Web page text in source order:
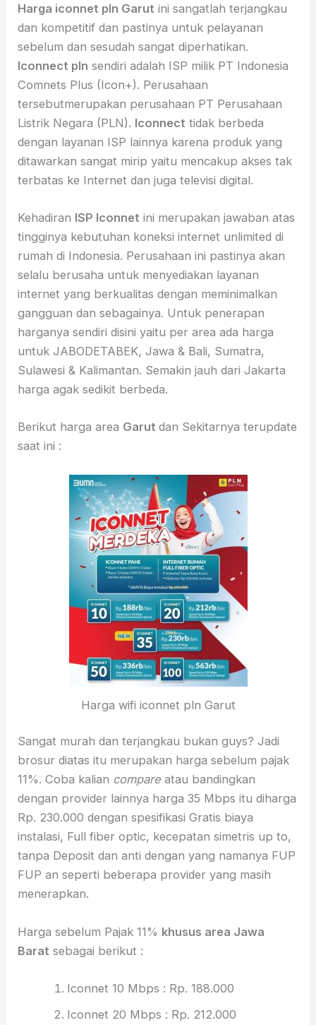
Harga iconnet pln Garut ini sangatlah terjangkau
dan kompetitif dan pastinya untuk pelayanan
sebelum dan sesudah sangat diperhatikan.
Iconnect pln sendiri adalah ISP milik PT Indonesia
Comnets Plus (Icon+). Perusahaan
tersebutmerupakan perusahaan PT Perusahaan
Listrik Negara (PLN). Iconnect tidak berbeda
dengan layanan ISP lainnya karena produk yang
ditawarkan sangat mirip yaitu mencakup akses tak
terbatas ke Internet dan juga televisi digital.
Kehadiran ISP Iconnet ini merupakan jawaban atas
tingginya kebutuhan koneksi internet unlimited di
rumah di Indonesia. Perusahaan ini pastinya akan
selalu berusaha untuk menyediakan layanan
internet yang berkualitas dengan meminimalkan
gangguan dan sebagainya. Untuk penerapan
harganya sendiri disini yaitu per area ada harga
untuk JABODETABEK, Jawa & Bali, Sumatra,
Sulawesi & Kalimantan. Semakin jauh dari Jakarta
harga agak sedikit berbeda.
Berikut harga area Garutdan Sekitarnya terupdate
saat ini :
Harga wifi iconnet pln Garut
Sangat murah dan terjangkau bukan guys? Jadi
brosur diatas itu merupakan harga sebelum pajak
11%. Coba kalian compareatau bandingkan
dengan provider lainnya harga 35 Mbps itu diharga
Rp. 230.000 dengan spesifikasi Gratis biaya
instalasi, Full fiber optic, kecepatan simetris up to,
tanpa Deposit dan anti dengan yang namanya FUP
FUP an seperti beberapa provider yang masih
menerapkan.
Harga sebelum Pajak 11% khusus area Jawa
Barat sebagai berikut :
Iconnet 10 Mbps : Rp. 188.000
Iconnet 20 Mbps : Rp. 212.000